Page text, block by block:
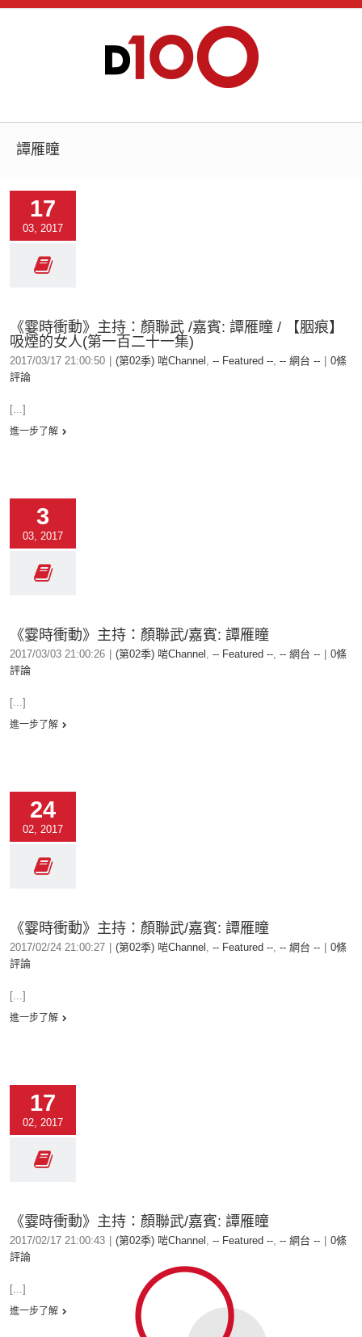
譚雁瞳
17
03, 2017
《霎時衝動》主持：顏聯武 /嘉賓: 譚雁瞳 / 【胭痕】
吸煙的女人(第一百二十一集)
2017/03/17 21:00:50 (第02季) 啱Channel , -- Featured --, -- 網台 --
0條
評論
[...]
進一步了解
3
03, 2017
《霎時衝動》主持：顏聯武/嘉賓: 譚雁瞳
2017/03/03 21:00:26 (第02季) 啱Channel , -- Featured --, -- 網台 --
0條
評論
[...]
進一步了解
24
02, 2017
《霎時衝動》主持：顏聯武/嘉賓: 譚雁瞳
2017/02/24 21:00:27 (第02季) 啱Channel , -- Featured --, -- 網台 --
0條
評論
[...]
進一步了解
17
02, 2017
《霎時衝動》主持：顏聯武/嘉賓: 譚雁瞳
2017/02/17 21:00:43 (第02季) 啱Channel , -- Featured --, -- 網台 --
0條
評論
[...]
進一步了解